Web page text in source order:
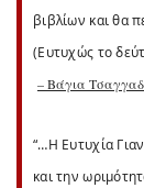
βιβλίων και θα
(Ευτυχώς το
– Βάγια
“…Η Ευτυχία
και την